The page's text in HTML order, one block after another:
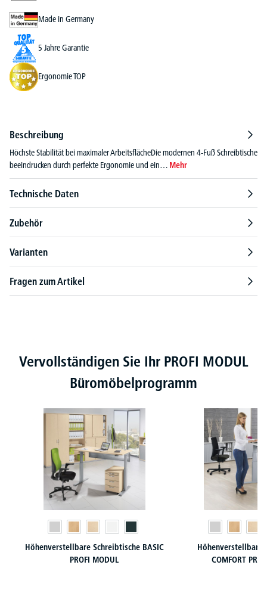
Made in Germany
5 Jahre Garantie
Ergonomie TOP
Beschreibung
Höchste Stabilität bei maximaler ArbeitsflächeDie modernen 4-Fuß Schreibtische
beeindrucken durch perfekte Ergonomie und ein… Mehr
Technische Daten
Zubehör
Varianten
Fragen zum Artikel
Produktgalerie überspringen
Vervollständigen Sie Ihr PROFI MODUL
Büromöbelprogramm
Höhenverstellbare Schreibtische BASIC
PROFI MODUL
Höhenverstellbare
COMFORT